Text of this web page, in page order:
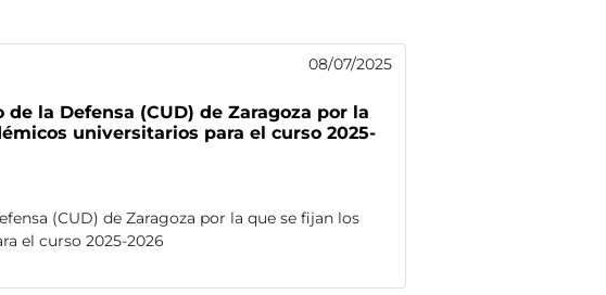
08/07/2025
la Defensa (CUD) de Zaragoza por la
universitarios para el curso 2025-
(CUD) de Zaragoza por la que se fijan los
el curso 2025-2026